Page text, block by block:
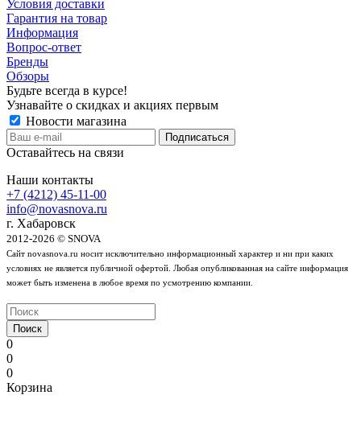
Условия доставки
Гарантия на товар
Информация
Вопрос-ответ
Бренды
Обзоры
Будьте всегда в курсе!
Узнавайте о скидках и акциях первым
Новости магазина
Оставайтесь на связи
Наши контакты
+7 (4212) 45-11-00
info@novasnova.ru
г. Хабаровск
2012-2026 © SNOVA
Сайт novasnova.ru носит исключительно информационный характер и ни при каких
условиях не является публичной офертой. Любая опубликованная на сайте информация
может быть изменена в любое время по усмотрению компании.
Поиск
0
0
0
Корзина